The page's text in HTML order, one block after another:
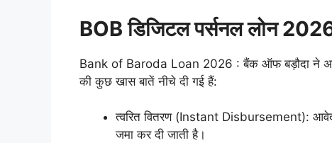
BOB डिजिटल पर्सनल लोन
Bank of Baroda Loan 2026 : बैंक ऑफ बड़ौदा ने
की कुछ खास बातें नीचे दी गई हैं:
त्वरित वितरण (Instant Disbursement):
जमा कर दी जाती है।